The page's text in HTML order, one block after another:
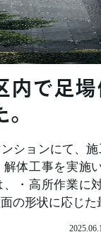
内で足
ションにて、施
解体工事を実施
、・高所作業に
の形状に応じた